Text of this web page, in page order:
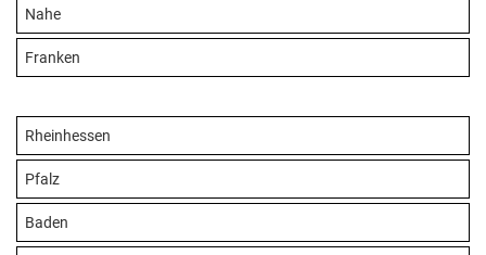
Nahe
Franken
Rheinhessen
Pfalz
Baden